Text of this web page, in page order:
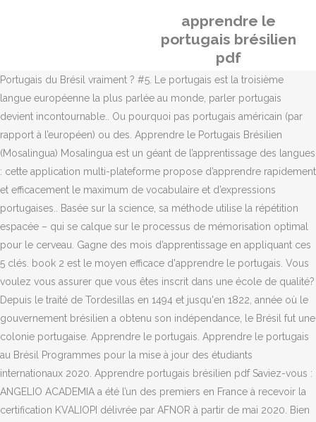
apprendre le
portugais brésilien
pdf
Portugais du Brésil vraiment ? #5. Le portugais est la troisième
langue européenne la plus parlée au monde, parler portugais
devient incontournable.. Ou pourquoi pas portugais américain (par
rapport à l’européen) ou des. Apprendre le Portugais Brésilien
(Mosalingua) Mosalingua est un géant de l’apprentissage des langues
: cette application multi-plateforme propose d’apprendre rapidement
et efficacement le maximum de vocabulaire et d’expressions
portugaises.. Basée sur la science, sa méthode utilise la répétition
espacée – qui se calque sur le processus de mémorisation optimal
pour le cerveau. Gagne des mois d’apprentissage en appliquant ces
5 clés. book 2 est le moyen efficace d'apprendre le portugais. Vous
voulez vous assurer que vous êtes inscrit dans une école de qualité?
Depuis le traité de Tordesillas en 1494 et jusqu'en 1822, année où le
gouvernement brésilien a obtenu son indépendance, le Brésil fut une
colonie portugaise. Apprendre le portugais. Apprendre le portugais
au Brésil Programmes pour la mise à jour des étudiants
internationaux 2020. Apprendre portugais brésilien pdf Saviez-vous :
ANGELIO ACADEMIA a été l’un des premiers en France à recevoir la
certification KVALIOPI délivrée par AFNOR à partir de mai 2020. Bien